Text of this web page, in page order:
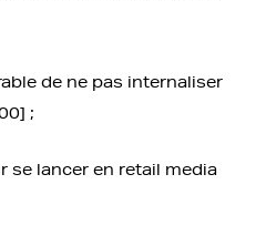
de ne pas internaliser
;
se lancer en retail media